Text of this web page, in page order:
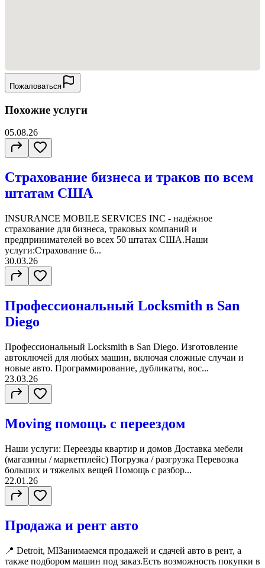
Пожаловаться
Похожие услуги
05.08.26
Страхование бизнеса и траков по всем
штатам США
INSURANCE MOBILE SERVICES INC - надёжное
страхование для бизнеса, траковых компаний и
предпринимателей во всех 50 штатах США.Наши
услуги:Страхование б...
30.03.26
Профессиональный Locksmith в San
Diego
Профессиональный Locksmith в San Diego. Изготовление
автоключей для любых машин, включая сложные случаи и
новые авто. Программирование, дубликаты, вос...
23.03.26
Moving помощь с переездом
Наши услуги: Переезды квартир и домов Доставка мебели
(магазины / маркетплейс) Погрузка / разгрузка Перевозка
больших и тяжелых вещей Помощь с разбор...
22.01.26
Продажа и рент авто
📍 Detroit, MIЗанимаемся продажей и сдачей авто в рент, а
также подбором машин под заказ.Есть возможность покупки в